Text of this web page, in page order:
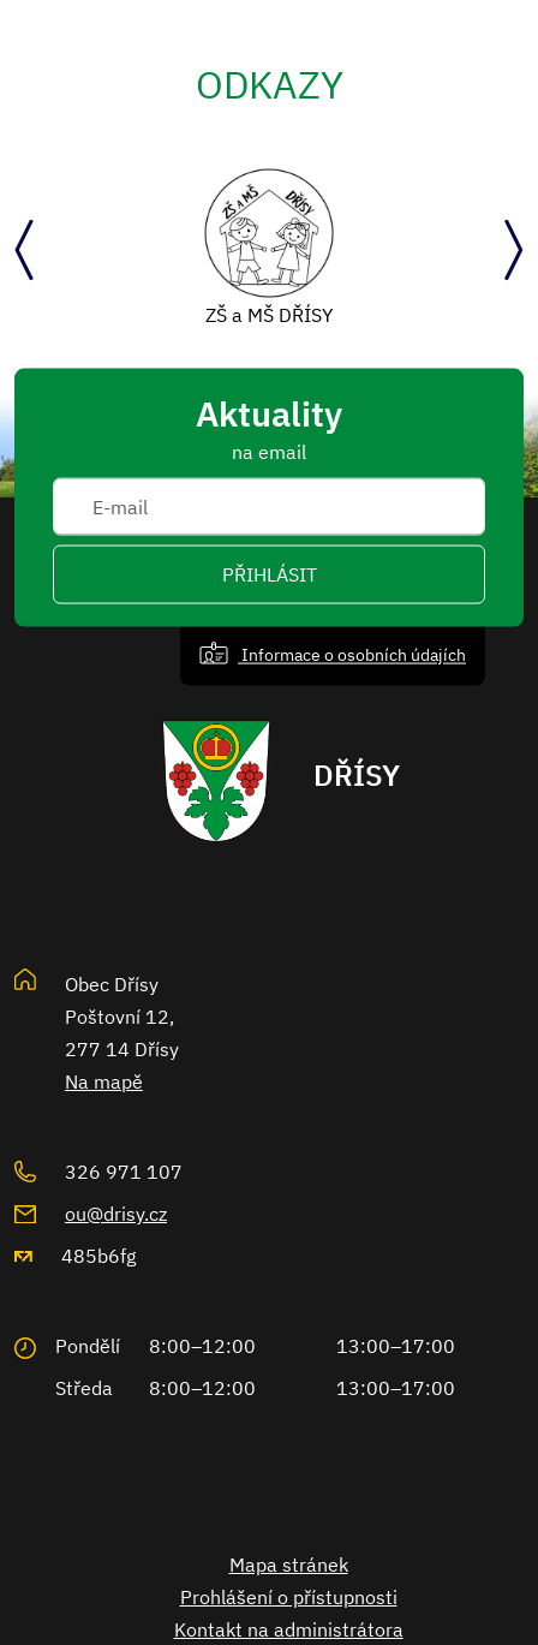
ODKAZY
ZŠ a MŠ DŘÍSY
Aktuality
na email
PŘIHLÁSIT
Informace o osobních údajích
DŘÍSY
Obec Dřísy
Poštovní 12,
277 14 Dřísy
Na mapě
326 971 107
ou@drisy.cz
485b6fg
Pondělí 8:00–12:00
13:00–17:00
Středa
8:00–12:00 13:00–17:00
Mapa stránek
Prohlášení o přístupnosti
Kontakt na administrátora